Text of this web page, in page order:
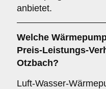
anbietet.
Welche
Preis-Leistungs-
Otzbach?
Luft-Wasser-